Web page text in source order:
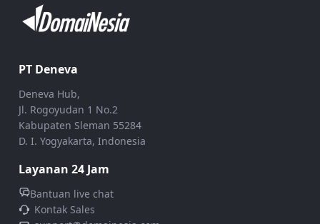
PT Deneva
Deneva Hub,
Jl. Rogoyudan 1 No.2
Kabupaten Sleman 55284
D. I. Yogyakarta, Indonesia
Layanan 24 Jam
Bantuan live chat
Kontak Sales